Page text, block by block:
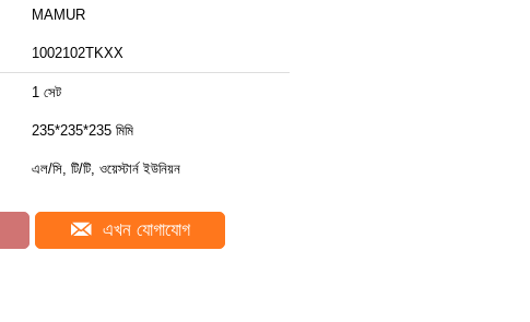
MAMUR
1002102TKXX
1 সেট
235*235*235 মিমি
এল/সি, টি/টি, ওয়েস্টার্ন ইউনিয়ন
এখন যোগাযোগ